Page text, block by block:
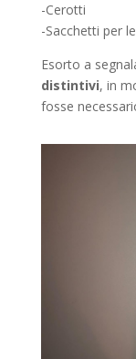
-Cerotti
-Sacchetti per
Esorto a
distintivi, in
fosse